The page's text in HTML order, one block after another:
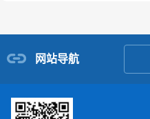
网站导航